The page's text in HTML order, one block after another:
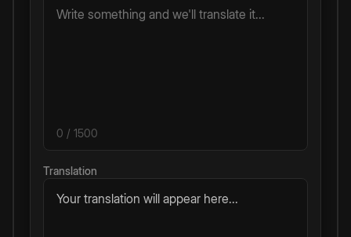
0 / 1500
Translation
Your translation will appear here...